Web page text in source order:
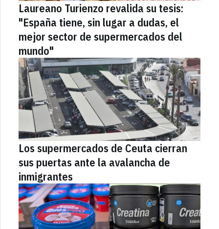
Laureano Turienzo revalida su tesis:
"España tiene, sin lugar a dudas, el
mejor sector de supermercados del
mundo"
Los supermercados de Ceuta cierran
sus puertas ante la avalancha de
inmigrantes